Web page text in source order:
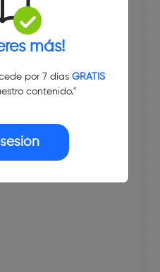
más!
por 7 días GRATIS
contenido."